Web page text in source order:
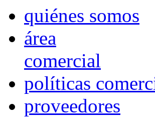
quiénes somos
área
comercial
políticas
proveedores